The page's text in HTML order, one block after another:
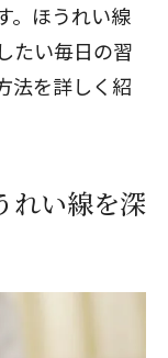
。ほうれい線
たい毎日の習
法を詳しく紹
れい線を深